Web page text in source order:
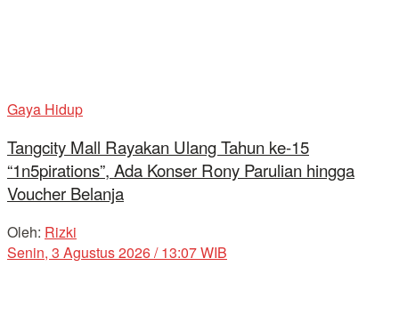
Gaya Hidup
Tangcity Mall Rayakan Ulang Tahun ke-15
“1n5pirations”, Ada Konser Rony Parulian hingga
Voucher Belanja
Oleh: Rizki
Senin, 3 Agustus 2026 / 13:07 WIB